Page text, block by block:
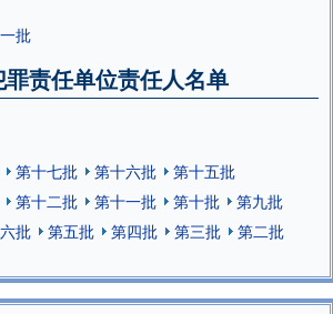
批
责任单位责任人名单
第十七批 第十六批
第十五批
第十二批 第十一批 第十批
第九批
批 第五批 第四批 第三批
第二批